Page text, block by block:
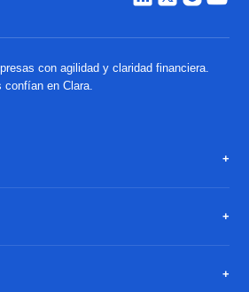
con agilidad y claridad financiera.
confían en Clara.